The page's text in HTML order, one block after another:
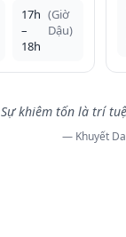
17h
–
18h
(Giờ
Dậu)
Sự khiêm tốn là trí
— Khuyết